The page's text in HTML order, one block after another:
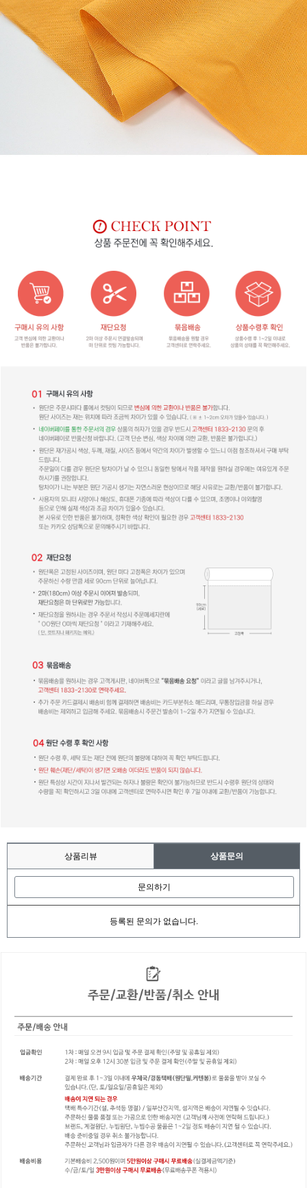
상품리뷰 상품문의
문의하기
등록된 문의가 없습니다.